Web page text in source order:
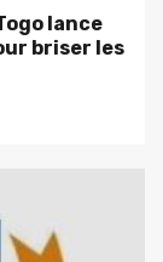
lance
briser les